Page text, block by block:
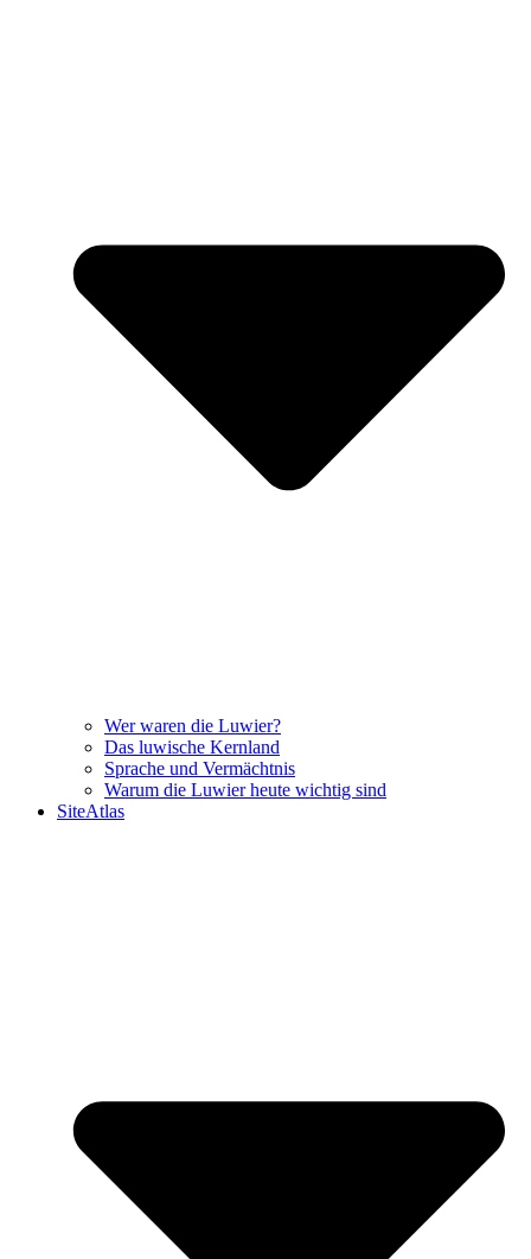
Wer waren die Luwier?
Das luwische Kernland
Sprache und Vermächtnis
Warum die Luwier heute wichtig sind
SiteAtlas